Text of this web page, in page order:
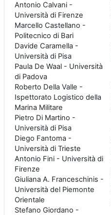
Antonio Calvani -
Università di Firenze
Marcello Castellano -
Politecnico di Bari
Davide Caramella -
Università di Pisa
Paula De Waal - Università
di Padova
Roberto Della Valle -
Ispettorato Logistico della
Marina Militare
Pietro Di Martino -
Università di Pisa
Diego Fantoma -
Università di Trieste
Antonio Fini - Università di
Firenze
Giuliana A. Franceschinis -
Università del Piemonte
Orientale
Stefano Giordano -